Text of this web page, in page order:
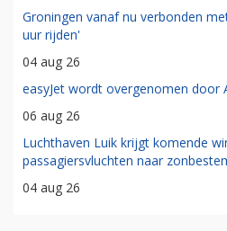
Groningen vanaf nu verbonden
uur rijden'
04 aug 26
easyJet wordt overgenomen door
06 aug 26
Luchthaven Luik krijgt komende
passagiersvluchten naar
04 aug 26